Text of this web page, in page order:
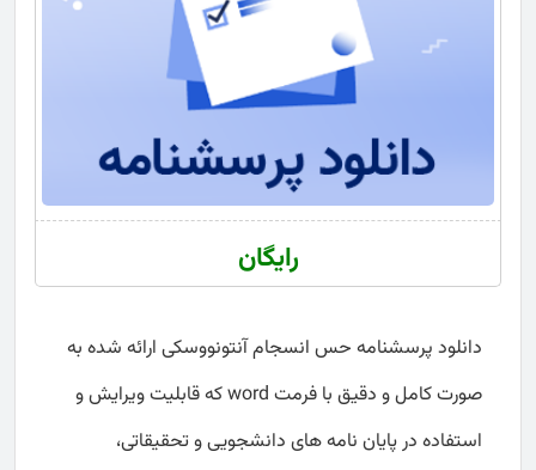
رایگان
دانلود پرسشنامه حس انسجام آنتونووسکی ارائه شده به
صورت کامل و دقیق با فرمت word که قابلیت ویرایش و
استفاده در پایان نامه های دانشجویی و تحقیقاتی،